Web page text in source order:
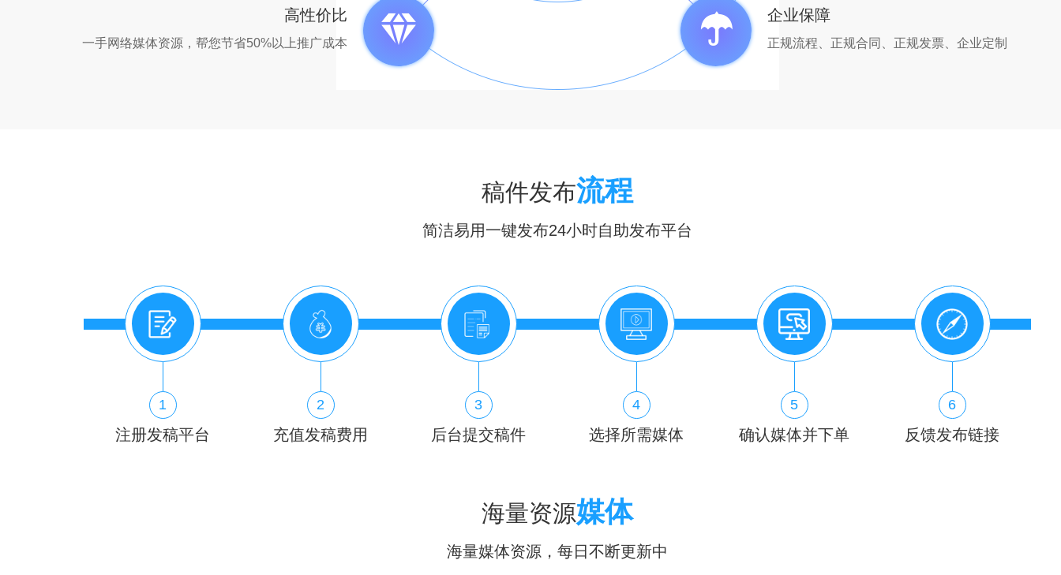
高性价比
一手网络媒体资源，帮您节省50%以上推广成本
企业保障
正规流程、正规合同、正规发票、企业定制
稿件发布流程
简洁易用一键发布24小时自助发布平台
1
注册发稿平台
2
充值发稿费用
3
后台提交稿件
4
选择所需媒体
5
确认媒体并下单
6
反馈发布链接
海量资源媒体
海量媒体资源，每日不断更新中